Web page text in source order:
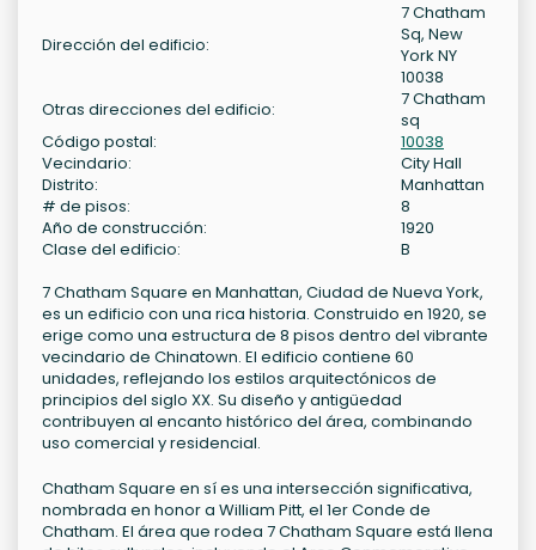
Dirección del edificio:
7 Chatham
Sq, New
York NY
10038
Otras direcciones del edificio:
7 Chatham
sq
Código postal:
10038
Vecindario:
City Hall
Distrito:
Manhattan
# de pisos:
8
Año de construcción:
1920
Clase del edificio:
B
7 Chatham Square en Manhattan, Ciudad de Nueva York,
es un edificio con una rica historia. Construido en 1920, se
erige como una estructura de 8 pisos dentro del vibrante
vecindario de Chinatown. El edificio contiene 60
unidades, reflejando los estilos arquitectónicos de
principios del siglo XX. Su diseño y antigüedad
contribuyen al encanto histórico del área, combinando
uso comercial y residencial.
Chatham Square en sí es una intersección significativa,
nombrada en honor a William Pitt, el 1er Conde de
Chatham. El área que rodea 7 Chatham Square está llena